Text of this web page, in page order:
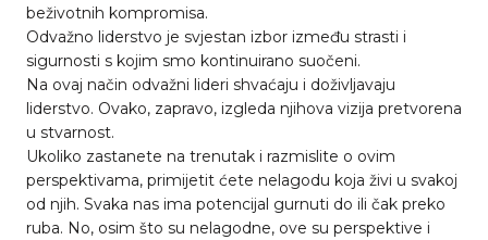
beživotnih kompromisa.
Odvažno liderstvo je svjestan izbor između strasti i
sigurnosti s kojim smo kontinuirano suočeni.
Na ovaj način odvažni lideri shvaćaju i doživljavaju
liderstvo. Ovako, zapravo, izgleda njihova vizija pretvorena
u stvarnost.
Ukoliko zastanete na trenutak i razmislite o ovim
perspektivama, primijetit ćete nelagodu koja živi u svakoj
od njih. Svaka nas ima potencijal gurnuti do ili čak preko
ruba. No, osim što su nelagodne, ove su perspektive i